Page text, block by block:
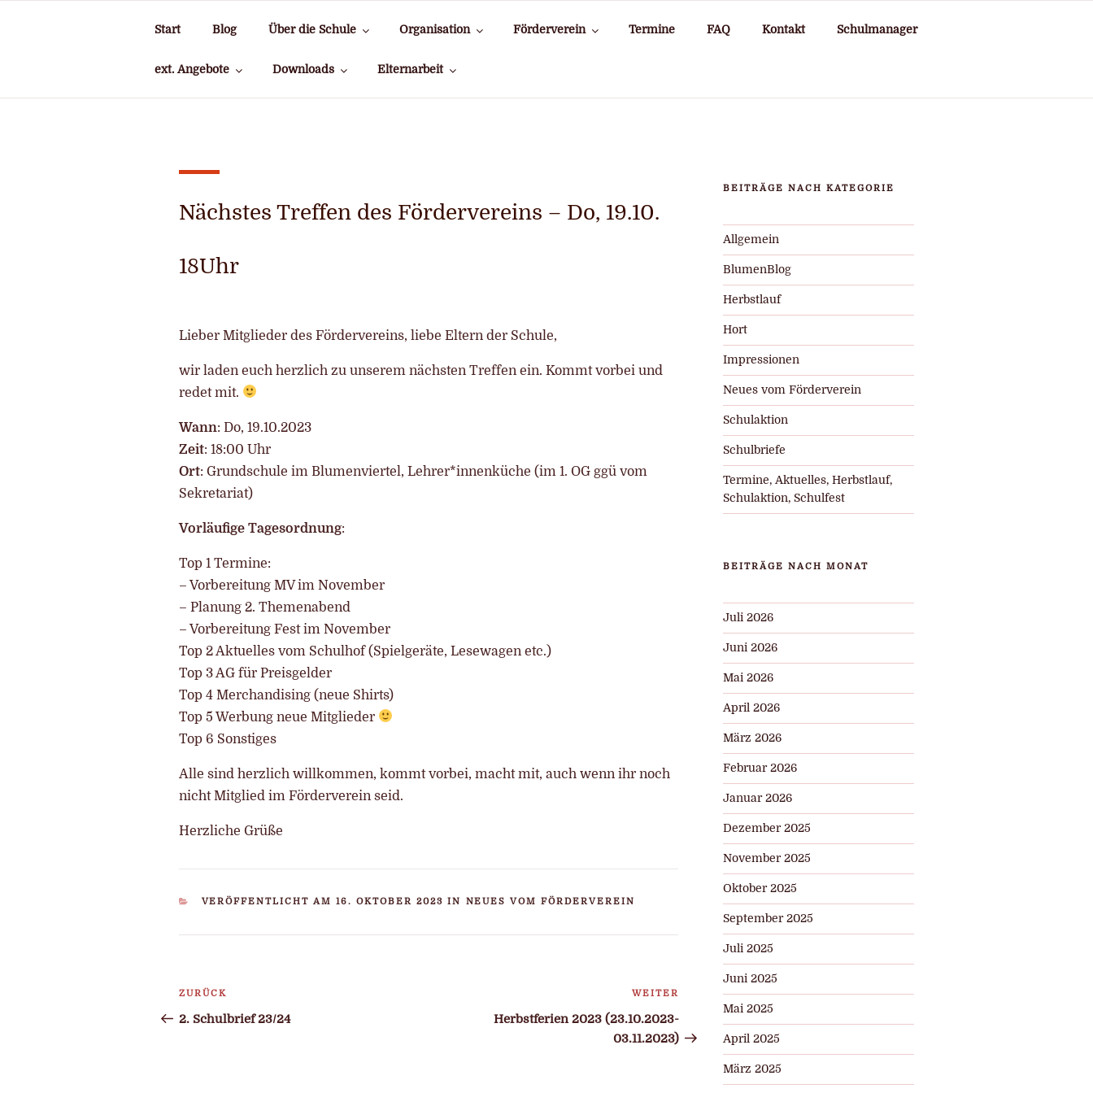
Start Blog Über die Schule Organisation Förderverein Termine FAQ Kontakt Schulmanager
ext. Angebote Downloads Elternarbeit
Nächstes Treffen des Fördervereins – Do, 19.10.
18Uhr
Lieber Mitglieder des Fördervereins, liebe Eltern der Schule,
wir laden euch herzlich zu unserem nächsten Treffen ein. Kommt vorbei und
redet mit.
Wann: Do, 19.10.2023
Zeit: 18:00 Uhr
Ort: Grundschule im Blumenviertel, Lehrer*innenküche (im 1. OG ggü vom
Sekretariat)
Vorläufige Tagesordnung:
Top 1 Termine:
– Vorbereitung MV im November
– Planung 2. Themenabend
– Vorbereitung Fest im November
Top 2 Aktuelles vom Schulhof (Spielgeräte, Lesewagen etc.)
Top 3 AG für Preisgelder
Top 4 Merchandising (neue Shirts)
Top 5 Werbung neue Mitglieder
Top 6 Sonstiges
Alle sind herzlich willkommen, kommt vorbei, macht mit, auch wenn ihr noch
nicht Mitglied im Förderverein seid.
Herzliche Grüße
KATEGORIEN
VERÖFFENTLICHT AM 16. OKTOBER 2023 IN NEUES VOM FÖRDERVEREIN
Beitragsnavigation
Vorheriger
Beitrag
ZURÜCK
2. Schulbrief 23/24
Nächster
Beitrag
WEITER
Herbstferien 2023 (23.10.2023-
03.11.2023)
BEITRÄGE NACH KATEGORIE
Allgemein
BlumenBlog
Herbstlauf
Hort
Impressionen
Neues vom Förderverein
Schulaktion
Schulbriefe
Termine, Aktuelles, Herbstlauf,
Schulaktion, Schulfest
BEITRÄGE NACH MONAT
Juli 2026
Juni 2026
Mai 2026
April 2026
März 2026
Februar 2026
Januar 2026
Dezember 2025
November 2025
Oktober 2025
September 2025
Juli 2025
Juni 2025
Mai 2025
April 2025
März 2025